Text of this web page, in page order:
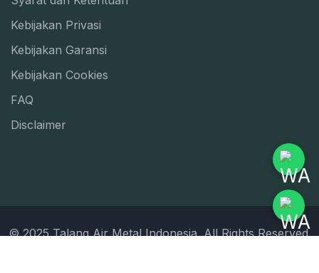
Kebijakan Privasi
Kebijakan Garansi
Kebijakan Cookies
FAQ
Disclaimer
© 2025 Talang Air Metal Indonesia. All Rights Reserved.